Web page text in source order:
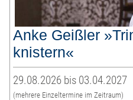
Anke Geißler
knistern«
29.08.2026 bis 03.04.2027
(mehrere Einzeltermine im Zeitraum)